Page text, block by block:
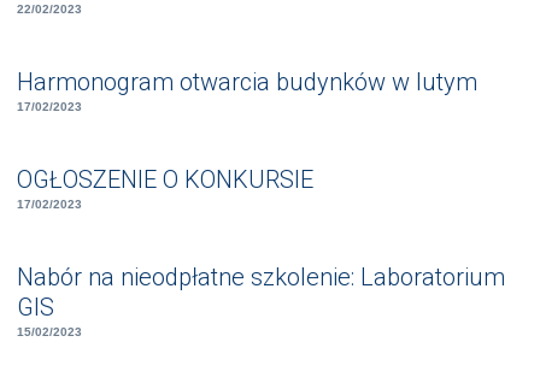
22/02/2023
Harmonogram otwarcia budynków w lutym
17/02/2023
OGŁOSZENIE O KONKURSIE
17/02/2023
Nabór na nieodpłatne szkolenie: Laboratorium
GIS
15/02/2023